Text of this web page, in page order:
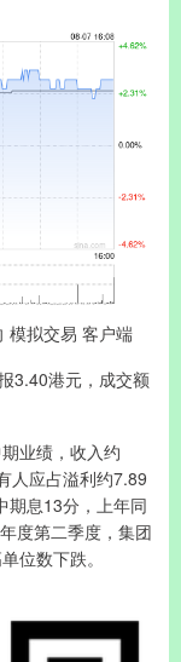
模拟交易 客户端
3.40港元，成交额
业绩，收入约
人应占溢利约7.89
期息13分，上年同
度第二季度，集团
位数下跌。